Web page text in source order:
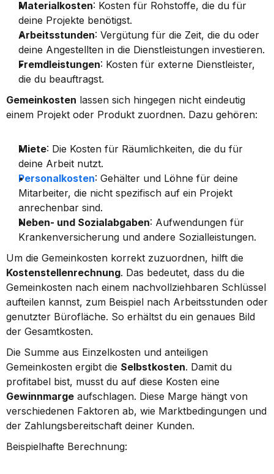
Materialkosten: Kosten für Rohstoffe, die du für
deine Projekte benötigst.
Arbeitsstunden: Vergütung für die Zeit, die du oder
deine Angestellten in die Dienstleistungen investieren.
Fremdleistungen: Kosten für externe Dienstleister,
die du beauftragst.
Gemeinkosten lassen sich hingegen nicht eindeutig
einem Projekt oder Produkt zuordnen. Dazu gehören:
Miete: Die Kosten für Räumlichkeiten, die du für
deine Arbeit nutzt.
Personalkosten: Gehälter und Löhne für deine
Mitarbeiter, die nicht spezifisch auf ein Projekt
anrechenbar sind.
Neben- und Sozialabgaben: Aufwendungen für
Krankenversicherung und andere Sozialleistungen.
Kostenstellenrechnung. Das bedeutet, dass du die
Gemeinkosten nach einem nachvollziehbaren Schlüssel
aufteilen kannst, zum Beispiel nach Arbeitsstunden oder
genutzter Bürofläche. So erhältst du ein genaues Bild
der Gesamtkosten.
Die Summe aus Einzelkosten und anteiligen
Gemeinkosten ergibt die Selbstkosten. Damit du
Gewinnmarge aufschlagen. Diese Marge hängt von
verschiedenen Faktoren ab, wie Marktbedingungen und
der Zahlungsbereitschaft deiner Kunden.
Beispielhafte Berechnung: